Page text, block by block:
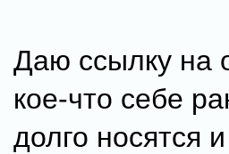
Даю ссылку на
кое-что себе
долго носятся